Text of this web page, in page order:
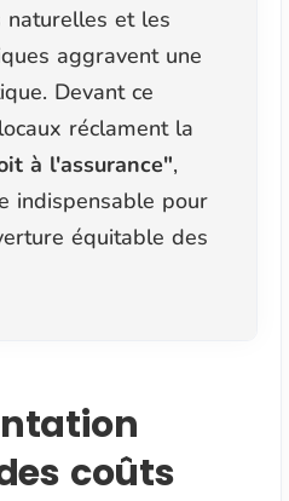
naturelles et les
aggravent une
Devant ce
réclament la
à l'assurance",
indispensable pour
équitable des
coûts